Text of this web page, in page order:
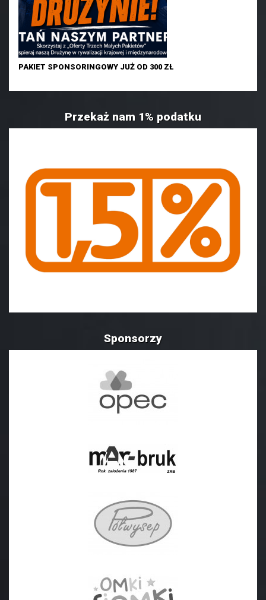
PAKIET SPONSORINGOWY JUŻ OD 300 ZŁ
Przekaż nam 1% podatku
Sponsorzy